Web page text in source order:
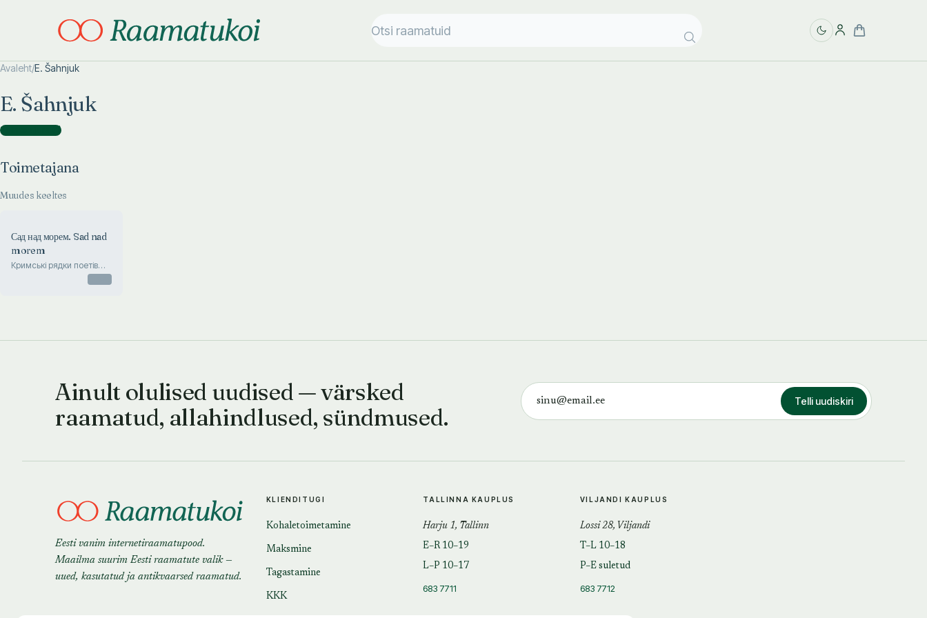
Avaleht/E. Šahnjuk
E. Šahnjuk
Toimetajana )
Toimetajana
Muudes keeltes
Сад над морем. Sad nad
morem
Кримськi рядки поетiв
Ainult olulised uudised — värsked
raamatud, allahindlused, sündmused.
Telli uudiskiri
Eesti vanim internetiraamatupood.
Maailma suurim Eesti raamatute valik —
uued, kasutatud ja antikvaarsed raamatud.
KLIENDITUGI
Kohaletoimetamine
Maksmine
Tagastamine
KKK
TALLINNA KAUPLUS
Harju 1, Tallinn
E–R 10–19
L–P 10–17
683 7711
VILJANDI KAUPLUS
Lossi 28, Viljandi
T–L 10–18
P–E suletud
683 7712